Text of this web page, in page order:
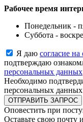
Рабочее время
Понедельник -
Суббота -
Я даю согласие
подтверждаю
персональных данных
Необходимо
персональных
ОТПРАВИТЬ ЗАПРОС
Оповестить при
Оставьте свою почту